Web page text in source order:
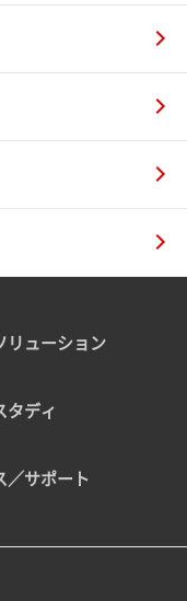
リューション
タディ
／サポート